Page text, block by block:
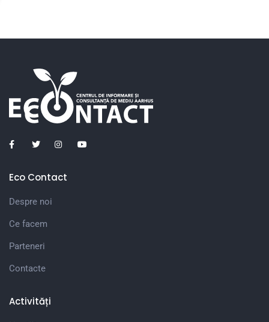
Eco Contact
Despre noi
Ce facem
Parteneri
Contacte
Activități